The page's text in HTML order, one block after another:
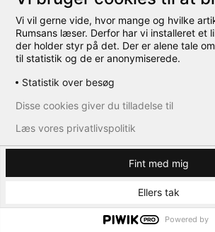
Vi vil gerne vide, hvor mange og hvilke
Rumsans læser. Derfor har vi installeret et
der holder styr på det. Der er alene tale
til statistik og de er anonymiserede.
Statistik over besøg
Fint med mig
Ellers tak
Disse cookies giver du tilladelse til
Læs vores privatlivspolitik
Powered by